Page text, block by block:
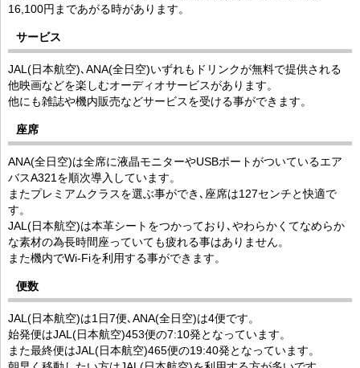
16,100円まであがる時があります。
サービス
JAL(日本航空)､ANA(全日空)いずれもドリンクが無料で提供される
他映画などを楽しむオーディオサービスがあります。
他にも雑誌や機内販売などサービスを受ける事ができます。
座席
ANA(全日空)は全席に液晶モニターやUSBポートがついているエア
バスA321を順次導入しています。
またプレミアムクラスを選ぶ事ができ､座席は127センチと快適で
す。
JAL(日本航空)は本革シートをつかっており､やわらかくてなめらか
な素材の為長時間座っていても疲れる事はありません。
また機内でWi-Fiを利用する事ができます。
便数
JAL(日本航空)は1日7便､ANA(全日空)は4便です。
始発便はJAL(日本航空)453便の7:10発となっています。
また最終便はJAL(日本航空)465便の19:40発となっています。